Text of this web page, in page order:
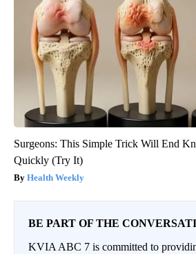
Surgeons: This Simple Trick Will End
Quickly (Try It)
Health Weekly
BE PART OF THE
KVIA ABC 7 is committed to